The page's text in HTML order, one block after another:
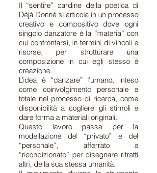
Il “sentire” cardine della poetica di
Déjà Donné si articola in un processo
creativo e compositivo dove ogni
singolo danzatore è la “materia” con
cui confrontarsi, in termini di vincoli e
risorse, per strutturare una
composizione in cui egli stesso è
creazione.
L’idea è “danzare” l’umano, inteso
come coinvolgimento personale e
totale nel processo di ricerca, come
disponibilità a cogliere gli stimoli e
dare forma a materiali originali.
Questo lavoro passa per la
modellazione del “privato” e del
“personale”, afferrato e
“ricondizionato” per disegnare ritratti
altri, della sua stessa umanità.